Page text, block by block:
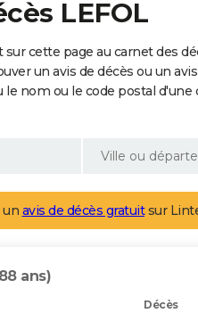
LEFOL
cette page au carnet des
un avis de décès ou un
le nom ou le code postal
un avis de décès gratuitsur
ans)
Décès